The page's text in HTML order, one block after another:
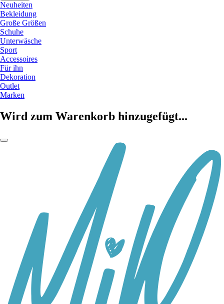
Neuheiten
Bekleidung
Große Größen
Schuhe
Unterwäsche
Sport
Accessoires
Für ihn
Dekoration
Outlet
Marken
Wird zum Warenkorb hinzugefügt...